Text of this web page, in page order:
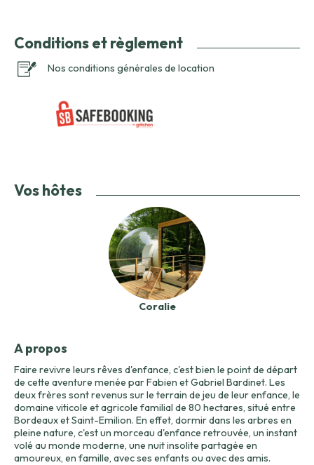
Conditions et règlement
Nos conditions générales de location
Vos hôtes
Coralie
A propos
Faire revivre leurs rêves d'enfance, c'est bien le point de départ
de cette aventure menée par Fabien et Gabriel Bardinet. Les
deux frères sont revenus sur le terrain de jeu de leur enfance, le
domaine viticole et agricole familial de 80 hectares, situé entre
Bordeaux et Saint-Emilion. En effet, dormir dans les arbres en
pleine nature, c'est un morceau d'enfance retrouvée, un instant
volé au monde moderne, une nuit insolite partagée en
amoureux, en famille, avec ses enfants ou avec des amis.